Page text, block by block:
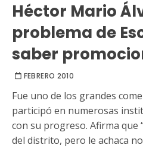
Héctor Mario
problema de
saber
FEBRERO 2010
Fue uno de los grandes
participó en numerosas
con su progreso. Afirma que
del distrito, pero le achaca